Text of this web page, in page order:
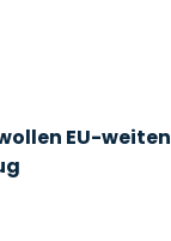
EU-weiten